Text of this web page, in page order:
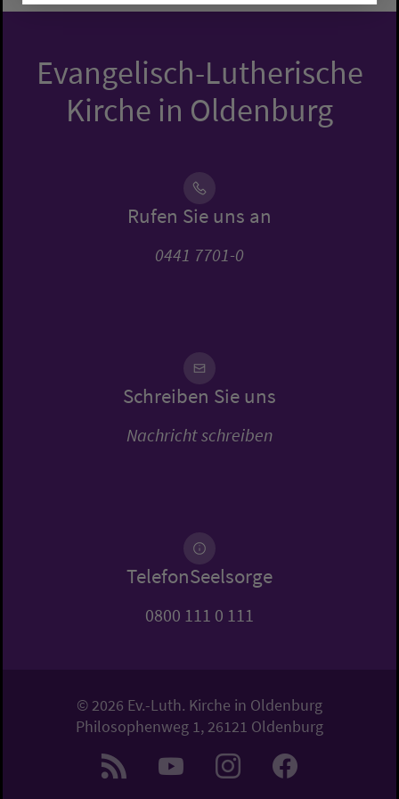
Evangelisch-Lutherische
Kirche in Oldenburg
Rufen Sie uns an
0441 7701-0
Schreiben Sie uns
Nachricht schreiben
TelefonSeelsorge
0800 111 0 111
© 2026 Ev.-Luth. Kirche in Oldenburg
Philosophenweg 1, 26121 Oldenburg